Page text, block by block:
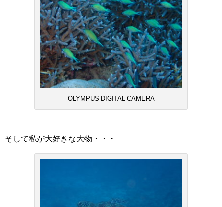
OLYMPUS DIGITAL CAMERA
そして私が大好きな大物・・・